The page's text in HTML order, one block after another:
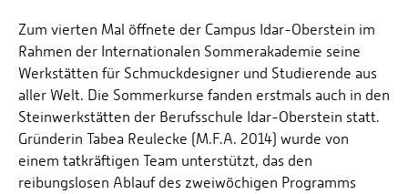
Zum vierten Mal öffnete der Campus Idar-Oberstein im
Rahmen der Internationalen Sommerakademie seine
Werkstätten für Schmuckdesigner und Studierende aus
aller Welt. Die Sommerkurse fanden erstmals auch in den
Steinwerkstätten der Berufsschule Idar-Oberstein statt.
Gründerin Tabea Reulecke (M.F.A. 2014) wurde von
einem tatkräftigen Team unterstützt, das den
reibungslosen Ablauf des zweiwöchigen Programms